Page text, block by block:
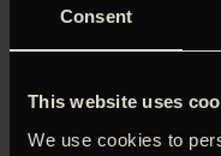
Consent
This website uses
We use cookies to